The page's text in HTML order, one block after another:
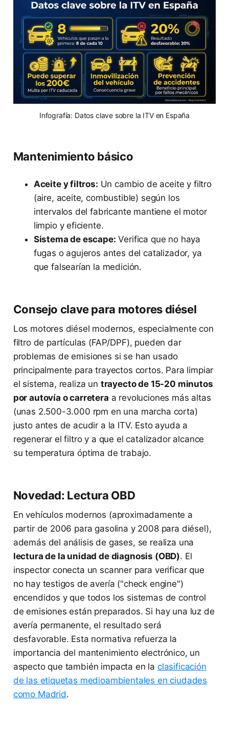
Infografía: Datos clave sobre la ITV en España
Mantenimiento básico
Aceite y filtros: Un cambio de aceite y filtro
(aire, aceite, combustible) según los
intervalos del fabricante mantiene el motor
limpio y eficiente.
Sistema de escape: Verifica que no haya
fugas o agujeros antes del catalizador, ya
que falsearían la medición.
Consejo clave para motores diésel
Los motores diésel modernos, especialmente con
filtro de partículas (FAP/DPF), pueden dar
problemas de emisiones si se han usado
principalmente para trayectos cortos. Para limpiar
el sistema, realiza un trayecto de 15-20 minutos
por autovía o carretera a revoluciones más altas
(unas 2.500-3.000 rpm en una marcha corta)
justo antes de acudir a la ITV. Esto ayuda a
regenerar el filtro y a que el catalizador alcance
su temperatura óptima de trabajo.
Novedad: Lectura OBD
En vehículos modernos (aproximadamente a
partir de 2006 para gasolina y 2008 para diésel),
además del análisis de gases, se realiza una
lectura de la unidad de diagnosis (OBD). El
inspector conecta un scanner para verificar que
no hay testigos de avería ("check engine")
encendidos y que todos los sistemas de control
de emisiones están preparados. Si hay una luz de
avería permanente, el resultado será
desfavorable. Esta normativa refuerza la
importancia del mantenimiento electrónico, un
aspecto que también impacta en la clasificación
de las etiquetas medioambientales en ciudades
como Madrid.